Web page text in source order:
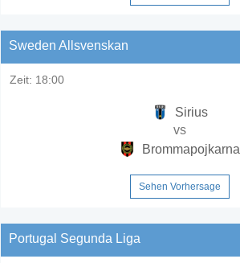
Sweden Allsvenskan
Zeit: 18:00
Sirius
vs
Brommapojkarna
Sehen Vorhersage
Portugal Segunda Liga